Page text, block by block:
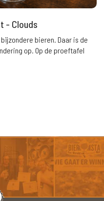
- Clouds
bieren. Daar is de
op. Op de proeftafel